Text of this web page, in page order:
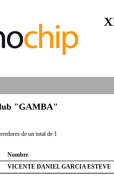
"GAMBA"
de un total de 1
Nombre
VICENTE DANIEL GARCIA ESTEVE